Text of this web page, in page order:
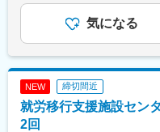
・放課後等デイサービス
・生活介護事業
・就労継続支援事業
・共同生活援助事業
・短期入所事業／日中
・地域生活支援拠点事業
施設運営における全般
◇連携先の開拓
└病院や居宅介護支援
拓
◇稼働、人員配置、コ
く数字軸
を中核にしたマネジメン
◇イノベーティブな企
収：50万×14回支給※
実績：年2回（1回支給
であり、選考を通じて
定手当を含めた表記で
気になる
NEW 締切間近
就労移行支援施設セン
2回